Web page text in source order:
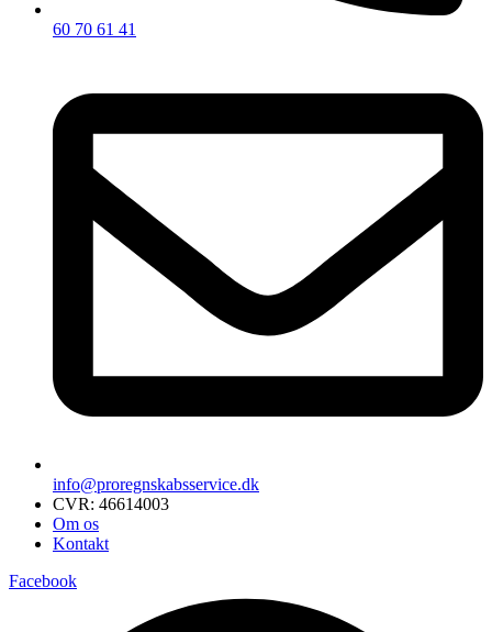
60 70 61 41
info@proregnskabsservice.dk
CVR: 46614003
Om os
Kontakt
Facebook